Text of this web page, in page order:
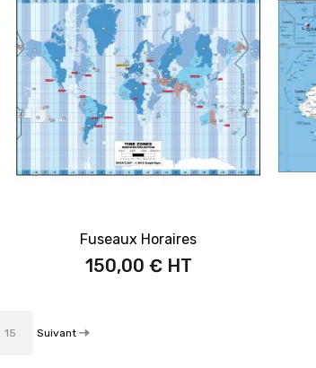
Fuseaux Horaires
150,00 €
15 Suivant